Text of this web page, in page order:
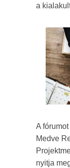
a
A
Medve
nyitja